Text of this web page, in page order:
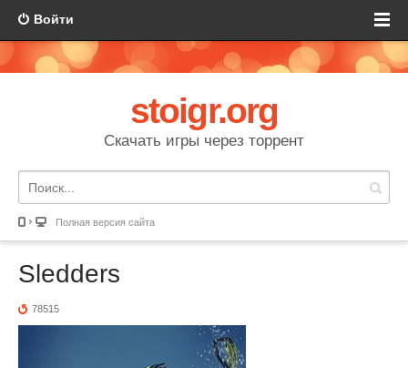
Войти
stoigr.org
Скачать игры через торрент
Полная версия сайта
Sledders
78515